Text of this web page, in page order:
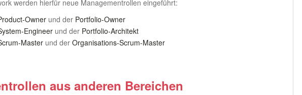
werden hierfür neue Managementrollen eingeführt:
Owner und der Portfolio-Owner
Engineer und der Portfolio-Architekt
Master und der Organisations-Scrum-Master
aus anderen Bereichen